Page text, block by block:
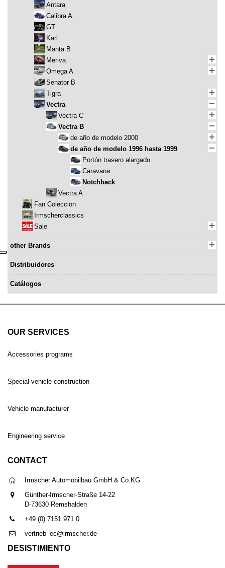
Antara
Calibra A
GT
Karl
Manta B
Meriva
Omega A
Senator B
Tigra
Vectra
Vectra C
Vectra B
de año de modelo 2000
de año de modelo 1996 hasta 1999
Portón trasero alargado
Caravana
Notchback
Vectra A
Fan Coleccion
Irmscherclassics
Sale
other Brands
Distribuidores
Catálogos
OUR SERVICES
Accessories programs
Special vehicle construction
Vehicle manufacturer
Engineering service
CONTACT
Irmscher Automobilbau GmbH & Co.KG
Günther-Irmscher-Straße 14-22
D-73630 Remshalden
+49 (0) 7151 971 0
vertrieb_ec@irmscher.de
DESISTIMIENTO